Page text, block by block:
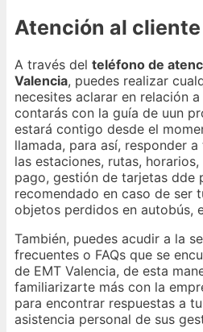
Atención al cliente
A través del teléfono de
Valencia, puedes realizar
necesites aclarar en relación
contarás con la guía de uun
estará contigo desde el
llamada, para así, responder
las estaciones, rutas,
pago, gestión de tarjetas dde
recomendado en caso de ser
objetos perdidos en autobús,
También, puedes acudir a la
frecuentes o FAQs que se
de EMT Valencia, de esta
familiarizarte más con la
para encontrar respuestas a
asistencia personal de sus